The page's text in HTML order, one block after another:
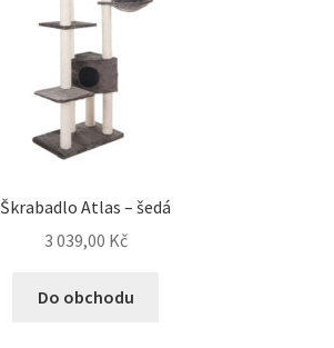
Škrabadlo Atlas – šedá
3 039,00 Kč
Do obchodu